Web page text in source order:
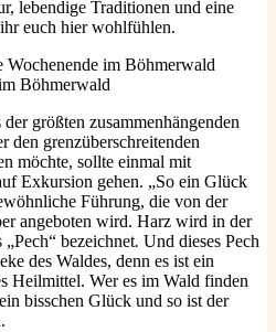
lebendige Traditionen und eine
euch hier wohlfühlen.
Böhmerwald
größten zusammenhängenden
den grenzüberschreitenden
möchte, sollte einmal mit
Exkursion gehen. „So ein Glück
Führung, die von der
angeboten wird. Harz wird in der
bezeichnet. Und dieses Pech
des Waldes, denn es ist ein
Heilmittel. Wer es im Wald finden
bisschen Glück und so ist der